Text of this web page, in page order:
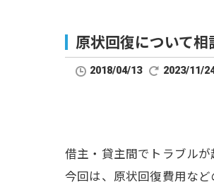
原状回復について
2018/04/13 2023/11/
借主・貸主間でトラブル
今回は、原状回復費用など